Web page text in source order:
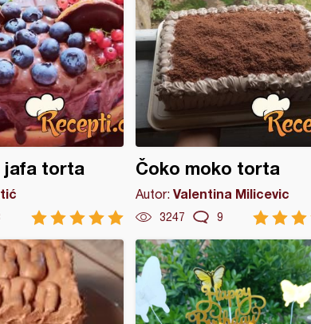
jafa torta Čoko moko torta
Autor: Valentina Milicevic
3247 9